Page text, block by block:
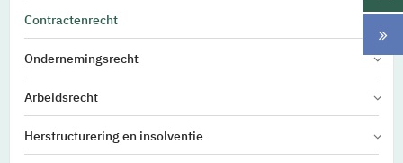
Contractenrecht
Ondernemingsrecht
Arbeidsrecht
Herstructurering en insolventie